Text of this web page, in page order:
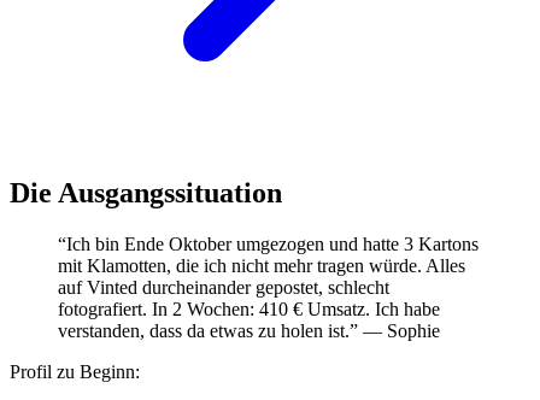
Die Ausgangssituation
“Ich bin Ende Oktober umgezogen und hatte 3 Kartons
mit Klamotten, die ich nicht mehr tragen würde. Alles
auf Vinted durcheinander gepostet, schlecht
fotografiert. In 2 Wochen: 410 € Umsatz. Ich habe
verstanden, dass da etwas zu holen ist.” — Sophie
Profil zu Beginn: